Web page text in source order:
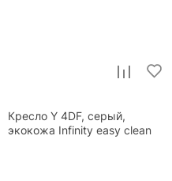
Кресло Y 4DF, серый,
экокожа Infinity easy clean